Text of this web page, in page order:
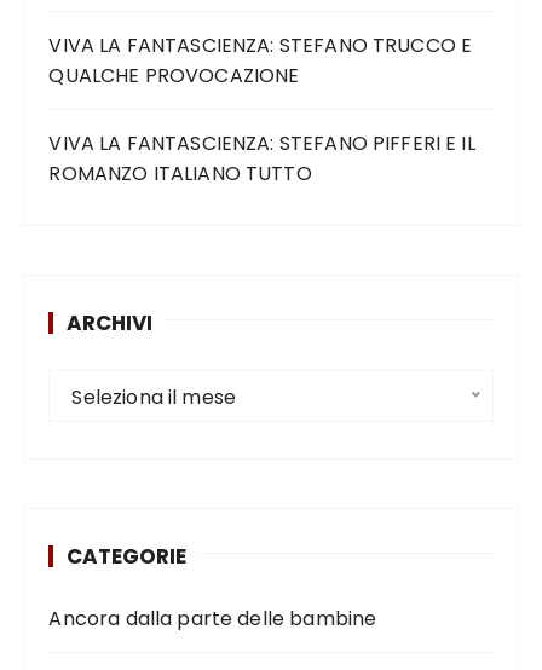
VIVA LA FANTASCIENZA: STEFANO TRUCCO E
QUALCHE PROVOCAZIONE
VIVA LA FANTASCIENZA: STEFANO PIFFERI E IL
ROMANZO ITALIANO TUTTO
ARCHIVI
Seleziona il mese
CATEGORIE
Ancora dalla parte delle bambine